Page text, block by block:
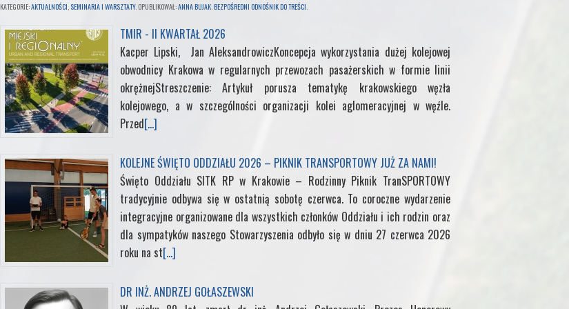
c
e
b
o
o
k
i
t
t
e
r
n
t
e
r
e
s
t
m
b
l
n
t
i
f
M
y
P
i
l
KATEGORIE:AKTUALNOŚCI, SEMINARIA I WARSZTATY. OPUBLIKOWAŁ:ANNA BUJAK.BEZPOŚREDNI ODNOŚNIK DO TREŚCI.
TMIR - II KWARTAŁ 2026
Kacper Lipski, Jan AleksandrowiczKoncepcja wykorzystania dużej kolejowej
obwodnicy Krakowa w regularnych przewozach pasażerskich w formie linii
okrężnejStreszczenie: Artykuł porusza tematykę krakowskiego węzła
kolejowego, a w szczególności organizacji kolei aglomeracyjnej w węźle.
Przed[...]
KOLEJNE ŚWIĘTO ODDZIAŁU 2026 – PIKNIK TRANSPORTOWY JUŻ ZA NAMI!
Święto Oddziału SITK RP w Krakowie – Rodzinny Piknik TranSPORTOWY
tradycyjnie odbywa się w ostatnią sobotę czerwca. To coroczne wydarzenie
integracyjne organizowane dla wszystkich członków Oddziału i ich rodzin oraz
dla sympatyków naszego Stowarzyszenia odbyło się w dniu 27 czerwca 2026
roku na st[...]
DR INŻ. ANDRZEJ GOŁASZEWSKI